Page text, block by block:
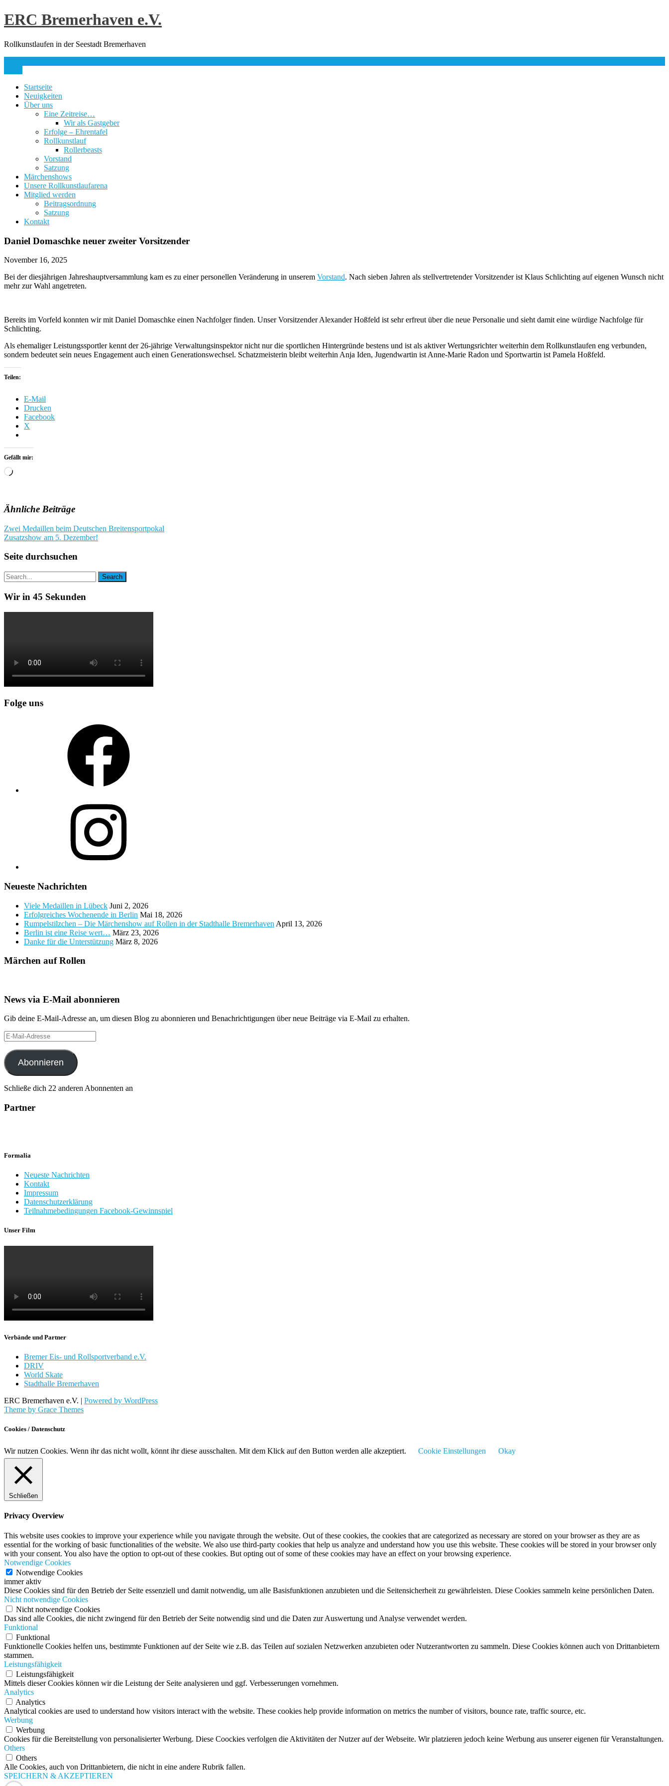
Skip
to
ERC Bremerhaven e.V.
Rollkunstlaufen in der Seestadt Bremerhaven
Startseite
Neuigkeiten
Über uns
Eine Zeitreise…
Wir als Gastgeber
Erfolge – Ehrentafel
Rollkunstlauf
Rollerbeasts
Vorstand
Satzung
Märchenshows
Unsere Rollkunstlaufarena
Mitglied werden
Beitragsordnung
Satzung
Kontakt
Daniel Domaschke neuer zweiter Vorsitzender
November 16, 2025
Bei der diesjährigen Jahreshauptversammlung kam es zu einer personellen Veränderung in unserem Vorstand. Nach sieben Jahren als stellvertretender Vorsitzender ist Klaus Schlichting auf eigenen Wunsch nicht
mehr zur Wahl angetreten.
Bereits im Vorfeld konnten wir mit Daniel Domaschke einen Nachfolger finden. Unser Vorsitzender Alexander Hoßfeld ist sehr erfreut über die neue Personalie und sieht damit eine würdige Nachfolge für
Schlichting.
Als ehemaliger Leistungssportler kennt der 26-jährige Verwaltungsinspektor nicht nur die sportlichen Hintergründe bestens und ist als aktiver Wertungsrichter weiterhin dem Rollkunstlaufen eng verbunden,
sondern bedeutet sein neues Engagement auch einen Generationswechsel. Schatzmeisterin bleibt weiterhin Anja Iden, Jugendwartin ist Anne-Marie Radon und Sportwartin ist Pamela Hoßfeld.
Teilen:
E-Mail
Drucken
Facebook
X
Gefällt mir:
Wird
Ähnliche Beiträge
Beitragsnavigation
Zwei Medaillen beim Deutschen Breitensportpokal
Zusatzshow am 5. Dezember!
Seite durchsuchen
Wir in 45 Sekunden
Folge uns
Neueste Nachrichten
Viele Medaillen in Lübeck Juni 2, 2026
Erfolgreiches Wochenende in Berlin Mai 18, 2026
Rumpelstilzchen – Die Märchenshow auf Rollen in der Stadthalle Bremerhaven April 13, 2026
Berlin ist eine Reise wert… März 23, 2026
Danke für die Unterstützung März 8, 2026
Märchen auf Rollen
News via E-Mail abonnieren
Gib deine E-Mail-Adresse an, um diesen Blog zu abonnieren und Benachrichtigungen über neue Beiträge via E-Mail zu erhalten.
E-
Mail-
Adresse
Abonnieren
Schließe dich 22 anderen Abonnenten an
Partner
Formalia
Neueste Nachrichten
Kontakt
Impressum
Datenschutzerklärung
Teilnahmebedingungen Facebook-Gewinnspiel
Unser Film
Verbände und Partner
Bremer Eis- und Rollsportverband e.V.
DRIV
World Skate
Stadthalle Bremerhaven
ERC Bremerhaven e.V. | Powered by WordPress
Theme by Grace Themes
Cookies / Datenschutz
Wir nutzen Cookies. Wenn ihr das nicht wollt, könnt ihr diese ausschalten. Mit dem Klick auf den Button werden alle akzeptiert. Cookie Einstellungen Okay
Schließen
Privacy Overview
This website uses cookies to improve your experience while you navigate through the website. Out of these cookies, the cookies that are categorized as necessary are stored on your browser as they are as
essential for the working of basic functionalities of the website. We also use third-party cookies that help us analyze and understand how you use this website. These cookies will be stored in your browser only
with your consent. You also have the option to opt-out of these cookies. But opting out of some of these cookies may have an effect on your browsing experience.
Notwendige Cookies
Notwendige Cookies
immer aktiv
Diese Cookies sind für den Betrieb der Seite essenziell und damit notwendig, um alle Basisfunktionen anzubieten und die Seitensicherheit zu gewährleisten. Diese Cookies sammeln keine persönlichen Daten.
Nicht notwendige Cookies
Nicht notwendige Cookies
Das sind alle Cookies, die nicht zwingend für den Betrieb der Seite notwendig sind und die Daten zur Auswertung und Analyse verwendet werden.
Funktional
Funktional
Funktionelle Cookies helfen uns, bestimmte Funktionen auf der Seite wie z.B. das Teilen auf sozialen Netzwerken anzubieten oder Nutzerantworten zu sammeln. Diese Cookies können auch von Drittanbietern
stammen.
Leistungsfähigkeit
Leistungsfähigkeit
Mittels dieser Cookies können wir die Leistung der Seite analysieren und ggf. Verbesserungen vornehmen.
Analytics
Analytics
Analytical cookies are used to understand how visitors interact with the website. These cookies help provide information on metrics the number of visitors, bounce rate, traffic source, etc.
Werbung
Werbung
Cookies für die Bereitstellung von personalisierter Werbung. Diese Coockies verfolgen die Aktivitäten der Nutzer auf der Webseite. Wir platzieren jedoch keine Werbung aus unserer eigenen für Veranstaltungen.
Others
Others
Alle Cookies, auch von Drittanbietern, die nicht in eine andere Rubrik fallen.
SPEICHERN & AKZEPTIEREN